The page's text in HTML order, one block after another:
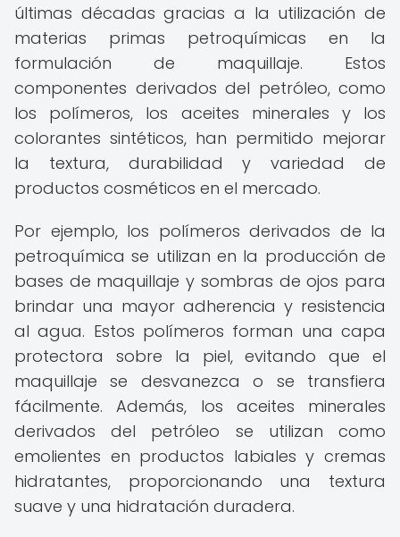
últimas décadas gracias a la utilización de
materias primas petroquímicas en la
formulación de maquillaje. Estos
componentes derivados del petróleo, como
los polímeros, los aceites minerales y los
colorantes sintéticos, han permitido mejorar
la textura, durabilidad y variedad de
productos cosméticos en el mercado.
Por ejemplo, los polímeros derivados de la
petroquímica se utilizan en la producción de
bases de maquillaje y sombras de ojos para
brindar una mayor adherencia y resistencia
al agua. Estos polímeros forman una capa
protectora sobre la piel, evitando que el
maquillaje se desvanezca o se transfiera
fácilmente. Además, los aceites minerales
derivados del petróleo se utilizan como
emolientes en productos labiales y cremas
hidratantes, proporcionando una textura
suave y una hidratación duradera.